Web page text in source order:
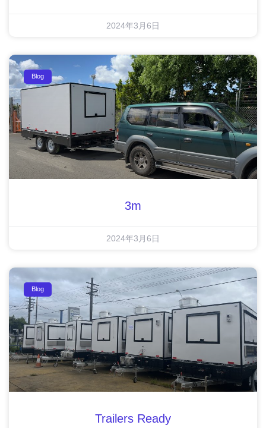
2024年3月6日
Blog
3m
2024年3月6日
Blog
Trailers Ready